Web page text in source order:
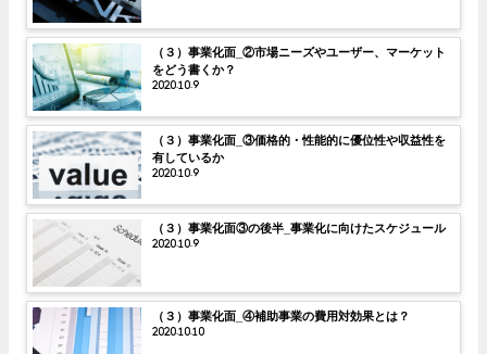
（３）事業化面_②市場ニーズやユーザー、マーケット
をどう書くか？
2020.10.9
（３）事業化面_③価格的・性能的に優位性や収益性を
有しているか
2020.10.9
（３）事業化面③の後半_事業化に向けたスケジュール
2020.10.9
（３）事業化面_④補助事業の費用対効果とは？
2020.10.10